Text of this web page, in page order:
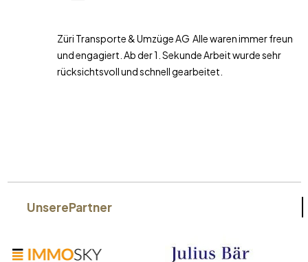
Züri Transporte & Umzüge AG Alle waren immer freundlich
und engagiert. Ab der 1. Sekunde Arbeit wurde sehr
rücksichtsvoll und schnell gearbeitet.
UnserePartner